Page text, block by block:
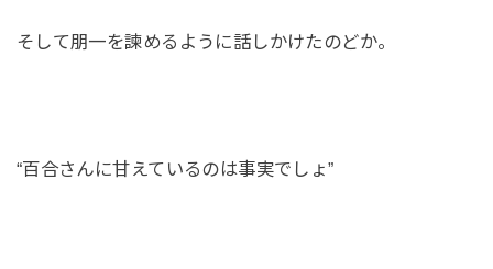
そして朋一を諫めるように話しかけたのどか。
“百合さんに甘えているのは事実でしょ”